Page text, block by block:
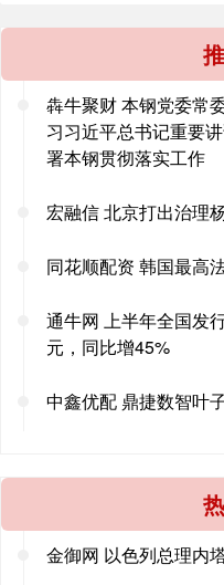
犇牛聚财 本钢党委常
习习近平总书记重要
署本钢贯彻落实工作
宏融信 北京打出治理
同花顺配资 韩国最高
通牛网 上半年全国发
元，同比增45%
中鑫优配 鼎捷数智叶
金御网 以色列总理内